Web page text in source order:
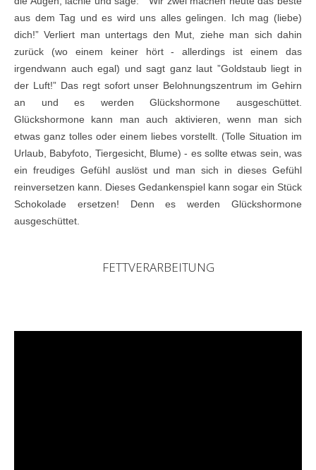
aus dem Tag und es wird uns alles gelingen. Ich mag (liebe)
dich!” Verliert man untertags den Mut, ziehe man sich dahin
zurück (wo einem keiner hört - allerdings ist einem das
irgendwann auch egal) und sagt ganz laut ”Goldstaub liegt in
der Luft!” Das regt sofort unser Belohnungszentrum im Gehirn
an und es werden Glückshormone ausgeschüttet.
Glückshormone kann man auch aktivieren, wenn man sich
etwas ganz tolles oder einem liebes vorstellt. (Tolle Situation im
Urlaub, Babyfoto, Tiergesicht, Blume) - es sollte etwas sein, was
ein freudiges Gefühl auslöst und man sich in dieses Gefühl
reinversetzen kann. Dieses Gedankenspiel kann sogar ein Stück
Schokolade ersetzen! Denn es werden Glückshormone
ausgeschüttet.
FETTVERARBEITUNG